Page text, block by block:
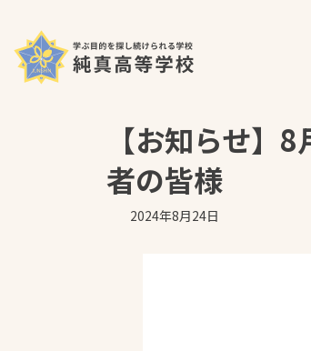
【お知らせ】
者の皆様
2024年8月24日